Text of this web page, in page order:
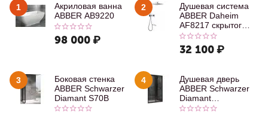
1
Акриловая ванна
ABBER AB9220
98 000 ₽
2
Душевая система
ABBER Daheim
AF8217 скрытого
монтажа с
изливом, хром
32 100 ₽
3
Боковая стенка
ABBER Schwarzer
Diamant S70B
4
Душевая дверь
ABBER Schwarzer
Diamant
AG30100B